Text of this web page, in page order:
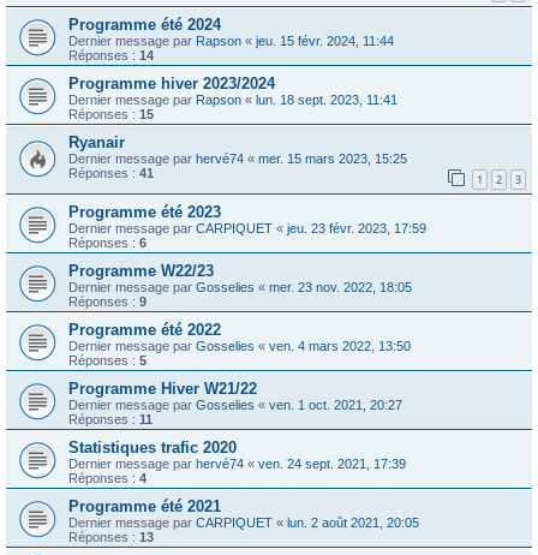
Programme été 2024
Dernier message par Rapson « jeu. 15 févr. 2024, 11:44
Réponses : 14
Programme hiver 2023/2024
Dernier message par Rapson « lun. 18 sept. 2023, 11:41
Réponses : 15
Ryanair
Dernier message par hervé74 « mer. 15 mars 2023, 15:25
Réponses : 41 1 2 3
Programme été 2023
Dernier message par CARPIQUET « jeu. 23 févr. 2023, 17:59
Réponses : 6
Programme W22/23
Dernier message par Gosselies « mer. 23 nov. 2022, 18:05
Réponses : 9
Programme été 2022
Dernier message par Gosselies « ven. 4 mars 2022, 13:50
Réponses : 5
Programme Hiver W21/22
Dernier message par Gosselies « ven. 1 oct. 2021, 20:27
Réponses : 11
Statistiques trafic 2020
Dernier message par hervé74 « ven. 24 sept. 2021, 17:39
Réponses : 4
Programme été 2021
Dernier message par CARPIQUET « lun. 2 août 2021, 20:05
Réponses : 13